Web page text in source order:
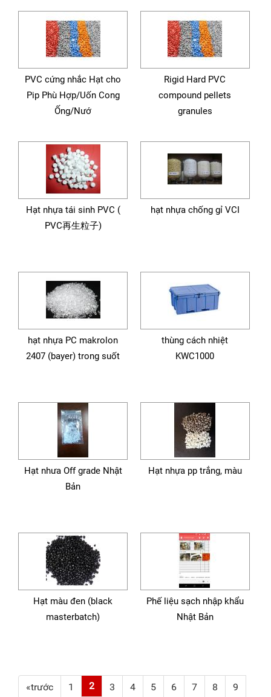
PVC cứng nhắc Hạt cho
Pip Phù Hợp/Uốn Cong
Ống/Nướ
Rigid Hard PVC
compound pellets
granules
Hạt nhựa tái sinh PVC (
PVC再生粒子)
hạt nhựa chống gỉ VCI
hạt nhựa PC makrolon
2407 (bayer) trong suốt
thùng cách nhiệt
KWC1000
Hạt nhưa Off grade Nhật
Bản
Hạt nhựa pp trắng, màu
Hạt màu đen (black
masterbatch)
Phế liệu sạch nhập khẩu
Nhật Bản
«trước 1 2 3 4 5 6 7 8 9